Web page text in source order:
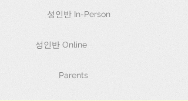
성인반 In-Person
성인반 Online
Parents